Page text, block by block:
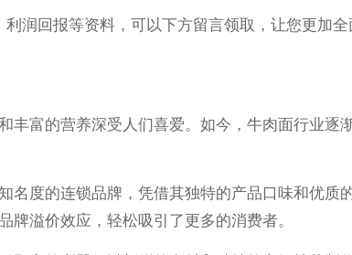
润回报等资料，可以下方留言领取，让您更加全
富的营养深受人们喜爱。如今，牛肉面行业逐
度的连锁品牌，凭借其独特的产品口味和优质
溢价效应，轻松吸引了更多的消费者。